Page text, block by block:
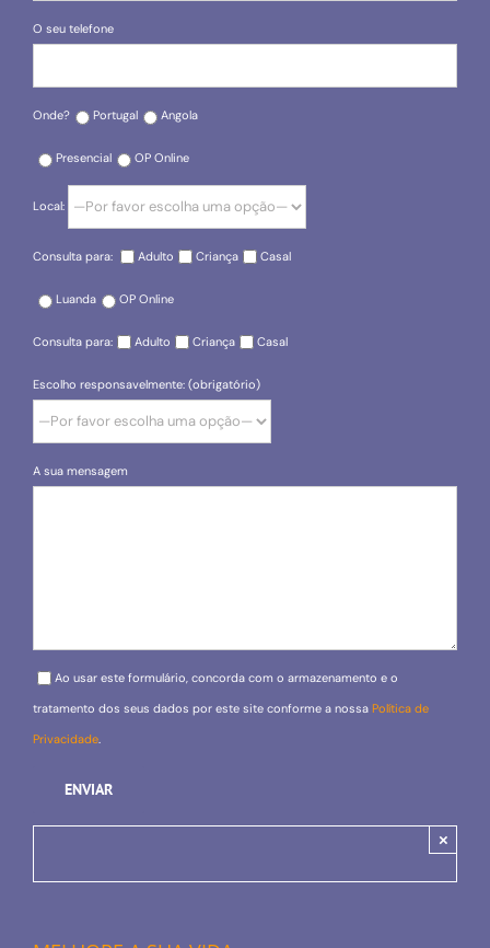
O seu telefone
Onde? Portugal Angola
Presencial OP Online
Local:
Consulta para: Adulto Criança Casal
Luanda OP Online
Consulta para: Adulto Criança Casal
Escolho responsavelmente: (obrigatório)
A sua mensagem
Please leave this field empty.
Ao usar este formulário, concorda com o armazenamento e o
tratamento dos seus dados por este site conforme a nossa Política de
Privacidade
×